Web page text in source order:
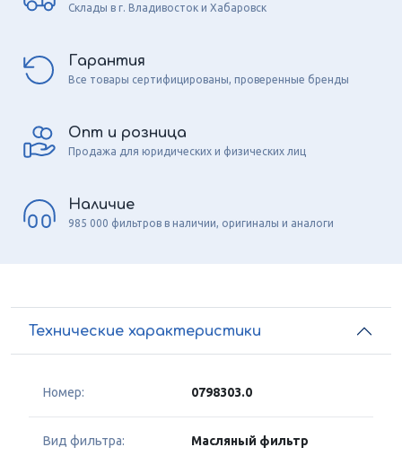
Склады в г. Владивосток и Хабаровск
Гарантия
Все товары сертифицированы, проверенные бренды
Опт и розница
Продажа для юридических и физических лиц
Наличие
985 000 фильтров в наличии, оригиналы и аналоги
Технические характеристики
Номер: 0798303.0
Вид фильтра: Масляный фильтр